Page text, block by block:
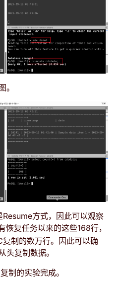
。
方式，因此可以观察
恢复任务以来的这些168行，
制的数万行。因此可以确
头复制数据。
制的实验完成。